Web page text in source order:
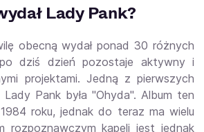
Lady Pank?
obecną wydał ponad 30 różnych
dziś dzień pozostaje aktywny i
projektami. Jedną z pierwszych
Pank była "Ohyda". Album ten
roku, jednak do teraz ma wielu
rozpoznawczym kapeli jest jednak